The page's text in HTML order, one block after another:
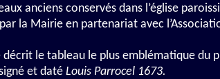
anciens conservés dans l’église
la Mairie en partenariat avec
décrit le tableau le plus emblématique du
et daté Louis Parrocel 1673.